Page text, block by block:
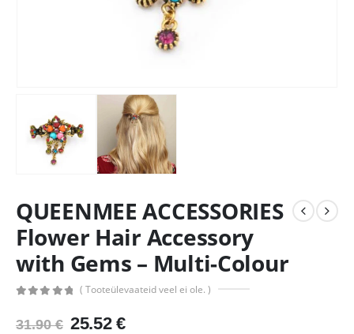
QUEENMEE ACCESSORIES
Flower Hair Accessory
with Gems – Multi-Colour
( Tooteülevaateid veel ei ole. )
31.90€ Algne
25.52 €Praegune